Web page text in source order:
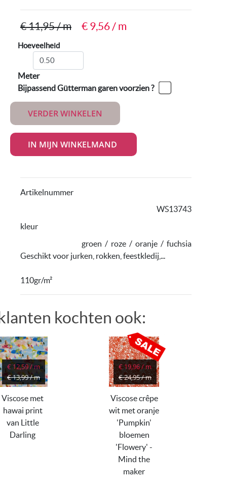
€ 11,95 / m € 9,56 / m
Hoeveelheid
Meter
Bijpassend Gütterman garen voorzien ?
VERDER WINKELEN
Artikelnummer
WS13743
kleur
groen / roze / oranje / fuchsia
Geschikt voor jurken, rokken, feestkledij,...
110gr/m²
kochten ook:
€ 12,59 / m
€ 13,99 / m
Viscose met
hawai print
van Little
Darling
€ 19,96 / m
€ 24,95 / m
Viscose crêpe
wit met oranje
'Pumpkin'
bloemen
'Flowery' -
Mind the
maker